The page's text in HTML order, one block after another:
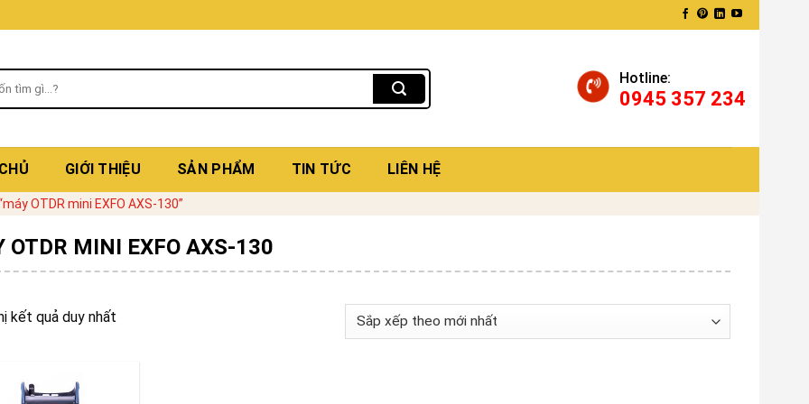
Hotline:
0945 357 234
GIỚI THIỆU SẢN PHẨM TIN TỨC LIÊN HỆ
OTDR mini EXFO AXS-130”
OTDR MINI EXFO AXS-130
kết quả duy nhất